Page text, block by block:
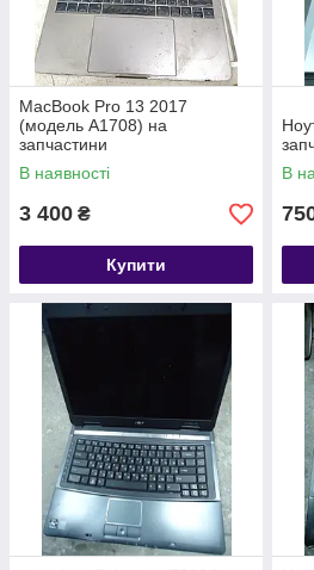
MacBook Pro 13 2017
(модель A1708) на
запчастини
В наявності
3 400 ₴
Купити
В